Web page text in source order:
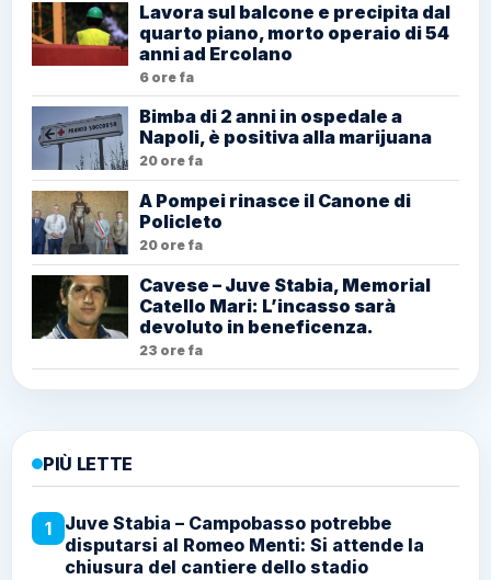
Lavora sul balcone e precipita dal
quarto piano, morto operaio di 54
anni ad Ercolano
6 ore fa
Bimba di 2 anni in ospedale a
Napoli, è positiva alla marijuana
20 ore fa
A Pompei rinasce il Canone di
Policleto
20 ore fa
Cavese – Juve Stabia, Memorial
Catello Mari: L’incasso sarà
devoluto in beneficenza.
23 ore fa
PIÙ LETTE
1
Juve Stabia – Campobasso potrebbe
disputarsi al Romeo Menti: Si attende la
chiusura del cantiere dello stadio